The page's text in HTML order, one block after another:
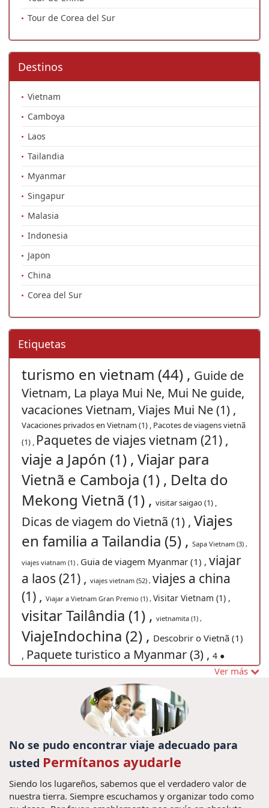
Tour de Corea del Sur
Destinos
Vietnam
Camboya
Laos
Tailandia
Myanmar
Singapur
Malasia
Indonesia
Japon
China
Corea del Sur
Etiquetas
turismo en vietnam (44) , Guide de
Vietnam, La playa Mui Ne, Mui Ne guide,
vacaciones Vietnam, Viajes Mui Ne (1) ,
Vacaciones privados en Vietnam (1) , Pacotes de viagens vietnã
(1) , Paquetes de viajes vietnam (21) ,
viaje a Japón (1) , Viajar para
Vietnã e Camboja (1) , Delta do
Mekong Vietnã (1) , visitar saigao (1) ,
Dicas de viagem do Vietnã (1) , Viajes
en familia a Tailandia (5) , Sapa Vietnam (3) ,
viajes viatnam (1) , Guia de viagem Myanmar (1) , viajar
a laos (21) , viajes vietnam (52) , viajes a china
(1) , Viajar a Vietnam Gran Premio (1) , Visitar Vietnam (1) ,
visitar Tailândia (1) , vietnamita (1) ,
ViajeIndochina (2) , Descobrir o Vietnã (1)
, Paquete turistico a Myanmar (3) , 4 ●
guia de
vietname (1) ,Passeio para
Chiang Rai (1) ,turismo en camboya (7) ,
Excursiones Tailandia (3) ,Phong Nha Ke Bang (1) ,
a Ninh Binh (2) ,viajes a malasia (1) ,una
semana en Camboya (1) ,viajar halong (1) ,
viagem familiar no Vietnã (1) ,Paquetes de viajes
Ver más
No se pudo encontrar viaje adecuado para
usted Permítanos ayudarle
Siendo los lugareños, sabemos que el verdadero valor de
nuestra tierra. Siempre escuchamos y organizar todo como